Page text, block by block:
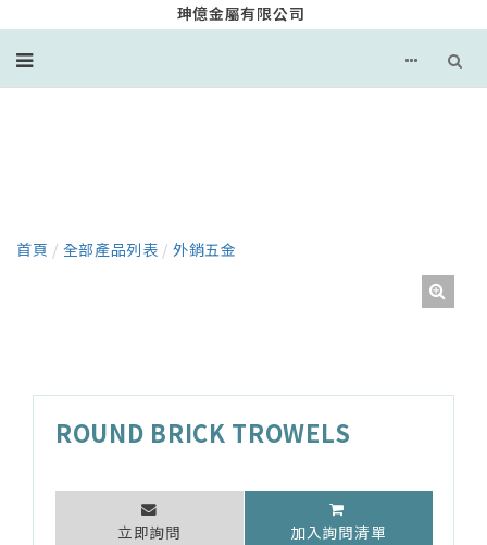
珅億金屬有限公司
首頁 / 全部產品列表 / 外銷五金
ROUND BRICK TROWELS
立即詢問 加入詢問清單